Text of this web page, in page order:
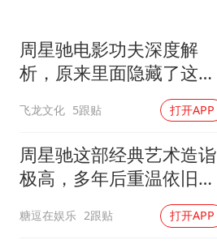
周星驰电影功夫深度解
析，原来里面隐藏了这么
飞龙文化 5跟贴 打开APP
周星驰这部经典艺术造诣
极高，多年后重温依旧动
糖逗在娱乐 2跟贴 打开APP